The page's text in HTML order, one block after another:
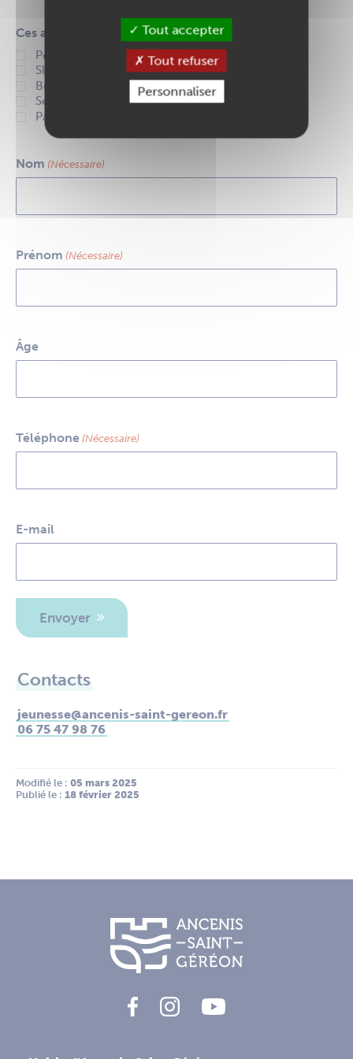
Ces activités m'intéressent :
Percussion
Slam
Beat-box
Sérigraphie
Parkour
Nom (Nécessaire)
Prénom (Nécessaire)
Âge
Téléphone (Nécessaire)
E-mail
Envoyer
Contacts
jeunesse@ancenis-saint-gereon.fr
06 75 47 98 76
Modifié le : 05 mars 2025
Publié le : 18 février 2025
Tout accepter
Tout refuser
Personnaliser